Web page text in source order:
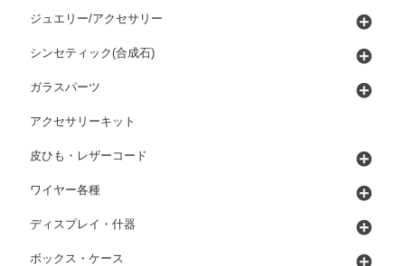
ジュエリー/アクセサリー
シンセティック(合成石)
ガラスパーツ
アクセサリーキット
皮ひも・レザーコード
ワイヤー各種
ディスプレイ・什器
ボックス・ケース